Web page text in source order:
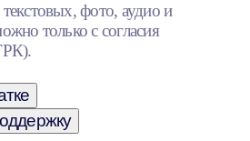
фото, аудио и
только с согласия